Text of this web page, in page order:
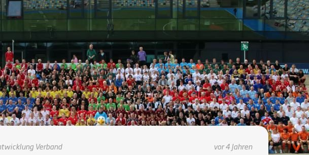
Verband vor 4 Jahren